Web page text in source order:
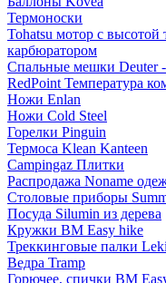
Термоноски
Tohatsu мотор с
карбюратором
Спальные мешки Deuter
RedPoint Температура
Ножи Enlan
Ножи Cold Steel
Горелки Pinguin
Термоса Klean Kanteen
Campingaz Плитки
Распродажа Noname
Столовые приборы
Посуда Silumin из дерева
Кружки BM Easy hike
Треккинговые палки
Ведра Tramp
Горючее, спички BM